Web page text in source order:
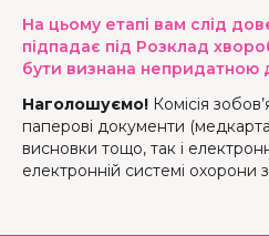
На цьому етапі вам слід
підпадає під Розклад
бути визнана непридатною
Наголошуємо! Комісія
паперові документи
висновки тощо, так і
електронній системі